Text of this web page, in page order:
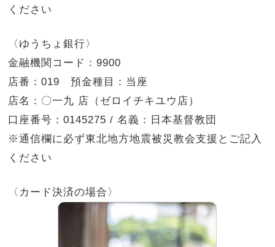
ください
〈ゆうちょ銀行〉
金融機関コード：9900
店番：019 預金種目：当座
店名：〇一九 店（ゼロイチキユウ店）
口座番号：0145275 / 名義：日本基督教団
※通信欄に必ず東北地方地震被災教会支援とご記入
ください
〈カード決済の場合〉